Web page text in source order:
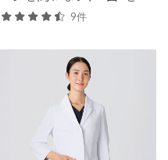
求したクラシコの定番モデ
9件